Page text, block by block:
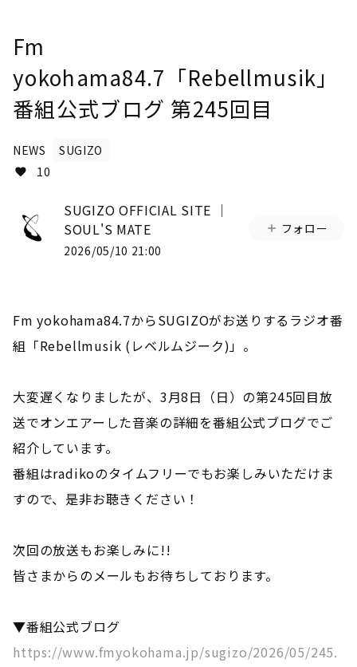
Fm
yokohama84.7「Rebellmusik」
番組公式ブログ 第245回目
NEWS
SUGIZO
10
SUGIZO OFFICIAL SITE │
SOUL'S MATE
2026/05/10 21:00
フォロー
Fm yokohama84.7からSUGIZOがお送りするラジオ番
組「Rebellmusik (レベルムジーク)」。
大変遅くなりましたが、3月8日（日）の第245回目放
送でオンエアーした音楽の詳細を番組公式ブログでご
紹介しています。
番組はradikoのタイムフリーでもお楽しみいただけま
すので、是非お聴きください！
次回の放送もお楽しみに!!
皆さまからのメールもお待ちしております。
▼番組公式ブログ
https://www.fmyokohama.jp/sugizo/2026/05/245.